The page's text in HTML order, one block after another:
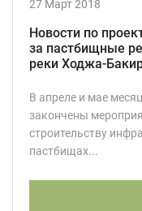
27 Март 2018
Новости по
за пастбищные
реки Ходжа-
В апреле и мае
закончены
строительству
пастбищах...